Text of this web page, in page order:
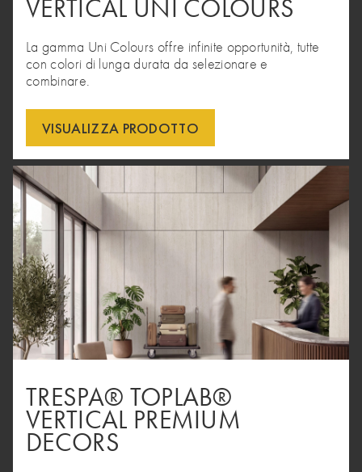
VERTICAL UNI COLOURS
La gamma Uni Colours offre infinite opportunità, tutte
con colori di lunga durata da selezionare e
combinare.
VISUALIZZA PRODOTTO
TRESPA® TOPLAB®
VERTICAL PREMIUM
DECORS